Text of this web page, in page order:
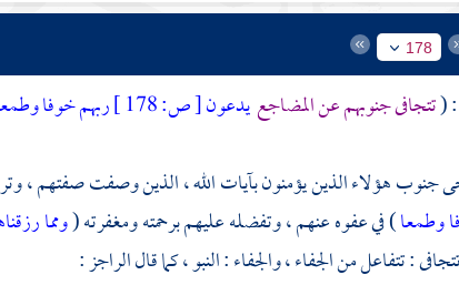
178
(تتجافى جنوبهم عن المضاجعيدعون[ص: ربهم خوفا
جنوب هؤلاء الذين يؤمنون بآيات الله ، الذين وصفت صفتهم ،
وطمعا) في عفوه عنهم ، وتفضله عليهم برحمته ومغفرته (ومما
: تتفاعل من الجفاء ، والجفاء : النبو ، كما قال الراجز :